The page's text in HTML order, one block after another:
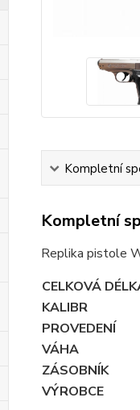
Kompletní
Kompletní
Replika pistole
CELKOVÁ
KALIBR
PROVEDENÍ
VÁHA
ZÁSOBNÍK
VÝROBCE